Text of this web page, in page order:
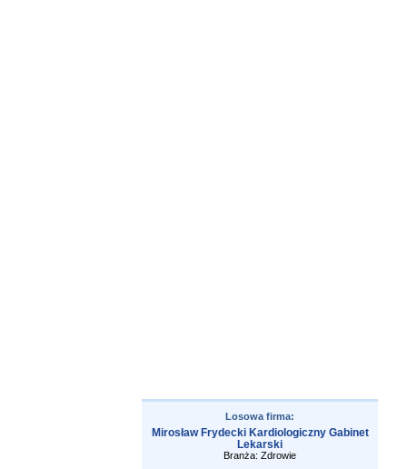
Losowa firma:
Mirosław Frydecki Kardiologiczny Gabinet
Lekarski
Branża: Zdrowie